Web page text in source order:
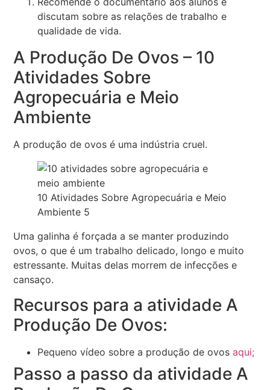
discutam sobre as relações de trabalho e
qualidade de vida.
A Produção De Ovos – 10
Atividades Sobre
Agropecuária e Meio
Ambiente
A produção de ovos é uma indústria cruel.
10 Atividades Sobre Agropecuária e Meio
Ambiente 5
Uma galinha é forçada a se manter produzindo
ovos, o que é um trabalho delicado, longo e muito
estressante. Muitas delas morrem de infecções e
cansaço.
Recursos para a atividade A
Produção De Ovos:
Pequeno vídeo sobre a produção de ovosaqui;
Passo a passo da atividade A